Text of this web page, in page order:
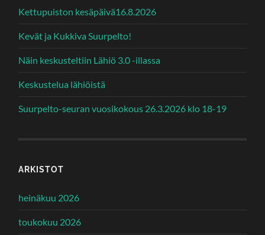
Kettupuiston kesäpäivä16.8.2026
Kevät ja Kukkiva Suurpelto!
Näin keskusteltiin Lähiö 3.0 -illassa
Keskustelua lähiöistä
Suurpelto-seuran vuosikokous 26.3.2026 klo 18-19
ARKISTOT
heinäkuu 2026
toukokuu 2026